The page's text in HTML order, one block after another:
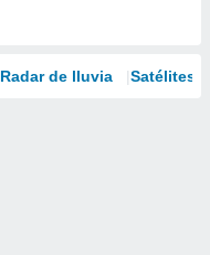
Radar de lluvia Satélites